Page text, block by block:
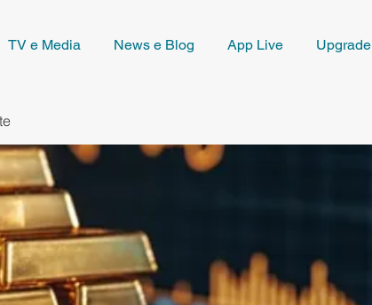
TV e Media News e Blog App Live Upgrade